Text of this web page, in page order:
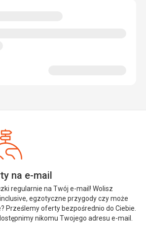
na e-mail
regularnie na Twój e-mail! Wolisz
egzotyczne przygody czy może
Prześlemy oferty bezpośrednio do Ciebie.
nikomu Twojego adresu e-mail.